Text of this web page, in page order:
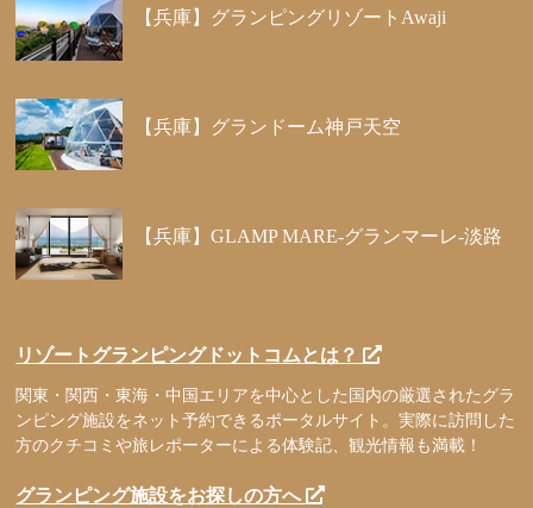
【兵庫】グランピングリゾートAwaji
【兵庫】グランドーム神戸天空
【兵庫】GLAMP MARE-グランマーレ-淡路
リゾートグランピングドットコムとは？
関東・関西・東海・中国エリアを中心とした国内の厳選されたグラ
ンピング施設をネット予約できるポータルサイト。実際に訪問した
方のクチコミや旅レポーターによる体験記、観光情報も満載！
グランピング施設をお探しの方へ